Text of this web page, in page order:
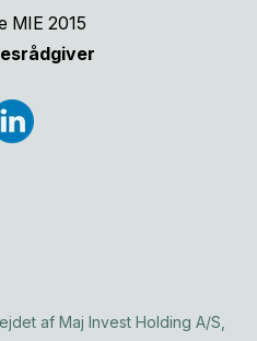
MIE 2015
af Maj Invest Holding A/S,